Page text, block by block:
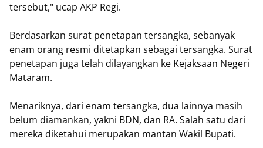
tersebut," ucap AKP Regi.
Berdasarkan surat penetapan tersangka, sebanyak
enam orang resmi ditetapkan sebagai tersangka. Surat
penetapan juga telah dilayangkan ke Kejaksaan Negeri
Mataram.
Menariknya, dari enam tersangka, dua lainnya masih
belum diamankan, yakni BDN, dan RA. Salah satu dari
mereka diketahui merupakan mantan Wakil Bupati.